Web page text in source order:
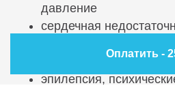
давление
сердечная
6 месяцев назад;
эпилепсия,
Оплатить -